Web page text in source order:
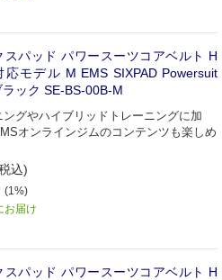
スパッド パワースーツコアベルト H
応モデル M EMS SIXPAD Powersuit
ック SE-BS-00B-M
グやハイブリッドトレーニングに加
オンラインジムのコンテンツも楽しめ
込)
(1%)
お届け
スパッド パワースーツコアベルト H